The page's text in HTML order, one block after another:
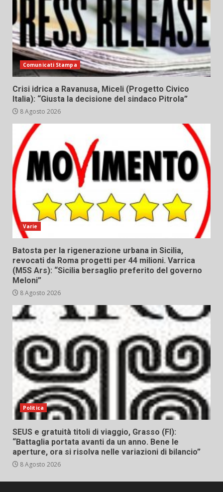
Comunicati Stampa
Crisi idrica a Ravanusa, Miceli (Progetto Civico
Italia): “Giusta la decisione del sindaco Pitrola”
8 Agosto 2026
Varie
Batosta per la rigenerazione urbana in Sicilia,
revocati da Roma progetti per 44 milioni. Varrica
(M5S Ars): “Sicilia bersaglio preferito del governo
Meloni”
8 Agosto 2026
Politica
SEUS e gratuità titoli di viaggio, Grasso (FI):
“Battaglia portata avanti da un anno. Bene le
aperture, ora si risolva nelle variazioni di bilancio”
8 Agosto 2026